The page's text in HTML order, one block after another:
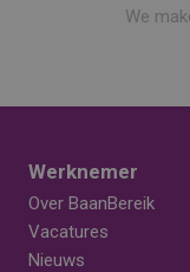
We
Werknemer
Over BaanBereik
Vacatures
Nieuws